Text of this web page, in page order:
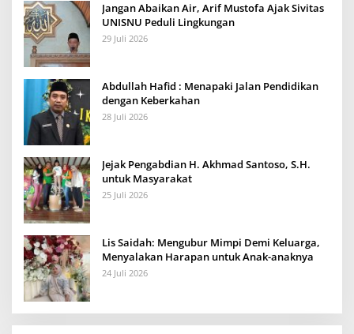
Jangan Abaikan Air, Arif Mustofa Ajak Sivitas
UNISNU Peduli Lingkungan
29 Juli 2026
Abdullah Hafid : Menapaki Jalan Pendidikan
dengan Keberkahan
28 Juli 2026
Jejak Pengabdian H. Akhmad Santoso, S.H.
untuk Masyarakat
25 Juli 2026
Lis Saidah: Mengubur Mimpi Demi Keluarga,
Menyalakan Harapan untuk Anak-anaknya
24 Juli 2026